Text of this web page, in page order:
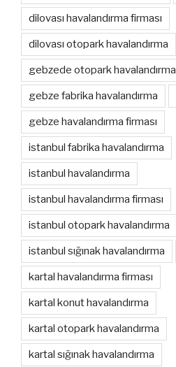
dilovası havalandırma firması
dilovası otopark havalandırma
gebzede otopark havalandırma
gebze fabrika havalandırma
gebze havalandırma firması
istanbul fabrika havalandırma
istanbul havalandırma
istanbul havalandırma firması
istanbul otopark havalandırma
istanbul sığınak havalandırma
kartal havalandırma firması
kartal konut havalandırma
kartal otopark havalandırma
kartal sığınak havalandırma